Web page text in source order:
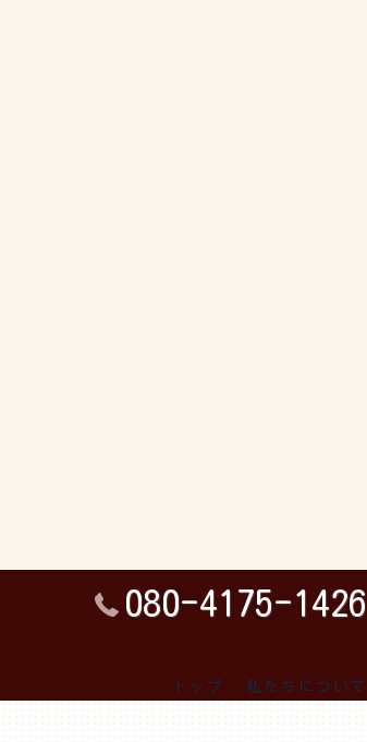
080-4175-1426
トップ 私たちについて